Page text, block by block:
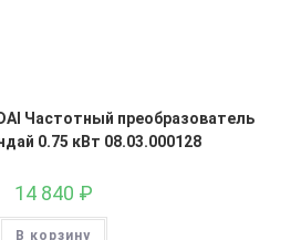
Частотный преобразователь
0.75 кВт 08.03.000128
14 840 ₽
В корзину